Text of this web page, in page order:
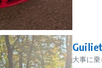
大事に